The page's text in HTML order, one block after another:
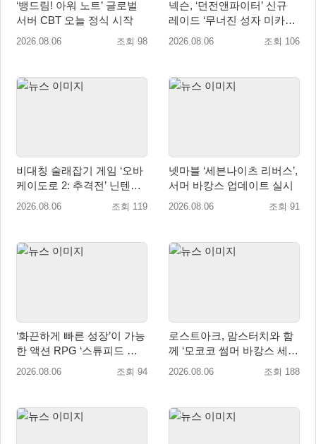
‘뱅드림! 아워 노트’ 글로벌
서버 CBT 오늘 정식 시작
2026.08.06 조회 98
넥슨, ‘던전앤파이터’ 신규
레이드 ‘무너진 성자 미카엘
라’ 업데이트!
2026.08.06 조회 106
비대칭 술래잡기 게임 ‘오바
케이도로 2: 추격전’ 닌텐도
eShop 출시
2026.08.06 조회 119
넷마블 ‘세븐나이츠 리버스’,
서머 바캉스 업데이트 실시
2026.08.06 조회 91
‘화끈하게 빠른 성장’이 가능
한 액션 RPG ‘스튜피드 네
버 다이즈’ 패키지판 예약판
2026.08.06 조회 94
로스트아크, 맘스터치와 함
께 ‘모코코 썸머 바캉스 세
트’ 출시
2026.08.06 조회 188